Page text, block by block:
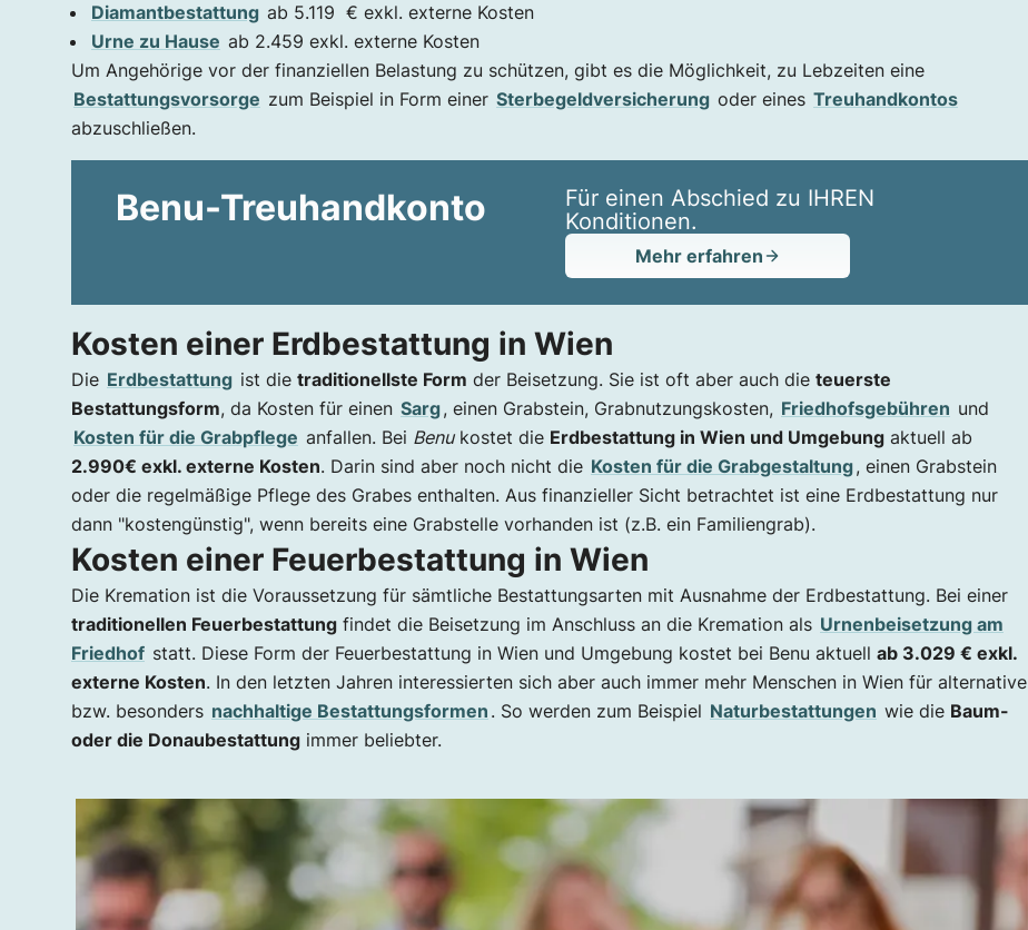
Diamantbestattung ab 5.119 € exkl. externe Kosten
Urne zu Hause ab 2.459 exkl. externe Kosten
Um Angehörige vor der finanziellen Belastung zu schützen, gibt es die Möglichkeit, zu Lebzeiten eine
Bestattungsvorsorge zum Beispiel in Form einer Sterbegeldversicherung oder eines Treuhandkontos
abzuschließen.
Benu-Treuhandkonto
Für einen Abschied zu IHREN
Konditionen.
Mehr erfahren
Kosten einer Erdbestattung in Wien
Die Erdbestattung ist die traditionellste Form der Beisetzung. Sie ist oft aber auch die teuerste
Bestattungsform, da Kosten für einen Sarg, einen Grabstein, Grabnutzungskosten, Friedhofsgebühren und
Kosten für die Grabpflege anfallen. Bei Benukostet die Erdbestattung in Wien und Umgebung aktuell ab
2.990€ exkl. externe Kosten. Darin sind aber noch nicht die Kosten für die Grabgestaltung, einen Grabstein
oder die regelmäßige Pflege des Grabes enthalten. Aus finanzieller Sicht betrachtet ist eine Erdbestattung nur
dann "kostengünstig", wenn bereits eine Grabstelle vorhanden ist (z.B. ein Familiengrab).
Kosten einer Feuerbestattung in Wien
Die Kremation ist die Voraussetzung für sämtliche Bestattungsarten mit Ausnahme der Erdbestattung. Bei einer
traditionellen Feuerbestattung findet die Beisetzung im Anschluss an die Kremation als Urnenbeisetzung am
Friedhof statt. Diese Form der Feuerbestattung in Wien und Umgebung kostet bei Benu aktuell ab 3.029 € exkl.
externe Kosten. In den letzten Jahren interessierten sich aber auch immer mehr Menschen in Wien für alternative
bzw. besonders nachhaltige Bestattungsformen . So werden zum Beispiel Naturbestattungen wie die Baum-
oder die Donaubestattung immer beliebter.